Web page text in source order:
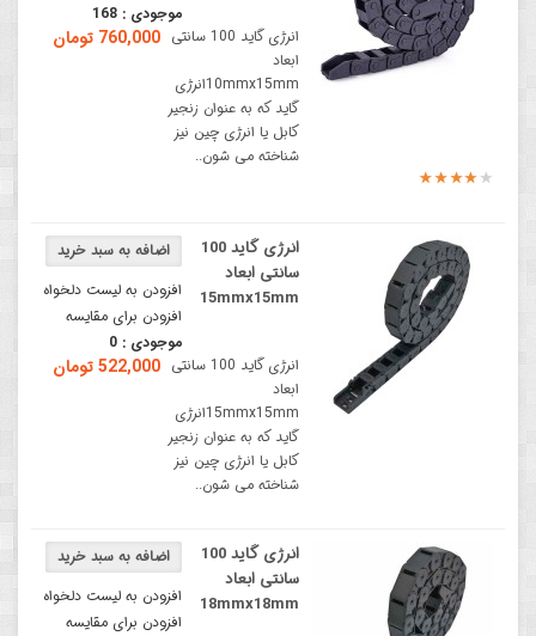
موجودی : 168
760,000 تومان انرژی گاید 100 سانتی
ابعاد
10mmx15mmانرژی
گاید که به عنوان زنجیر
کابل یا انرژی چین نیز
شناخته می شون..
افزودن به لیست دلخواه
افزودن برای مقایسه
موجودی : 0
522,000 تومان
انرژی گاید 100
سانتی ابعاد
15mmx15mm
انرژی گاید 100 سانتی
ابعاد
15mmx15mmانرژی
گاید که به عنوان زنجیر
کابل یا انرژی چین نیز
شناخته می شون..
افزودن به لیست دلخواه
افزودن برای مقایسه
انرژی گاید 100
سانتی ابعاد
18mmx18mm